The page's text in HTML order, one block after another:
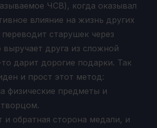
ЧСВ), когда оказывал
влияние на жизнь других
старушек через
выручает друга из сложной
дарит дорогие подарки. Так
и прост этот метод:
физические предметы и
творцом.
и обратная сторона медали, и